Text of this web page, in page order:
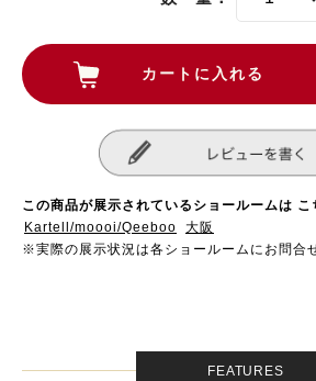
この商品が展示されているショールームは こ
Kartell/moooi/Qeeboo
大阪
※実際の展示状況は各ショールームにお問合
FEATURES